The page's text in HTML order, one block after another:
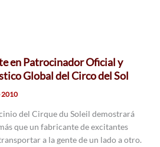
en Patrocinador Oficial y
Global del Circo del Sol
2010
del Cirque du Soleil demostrará
que un fabricante de excitantes
a la gente de un lado a otro.